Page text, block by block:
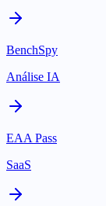
BenchSpy
Análise IA
EAA Pass
SaaS